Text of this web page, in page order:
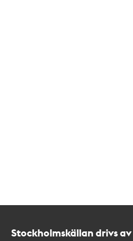
Stockholmskällan drivs av